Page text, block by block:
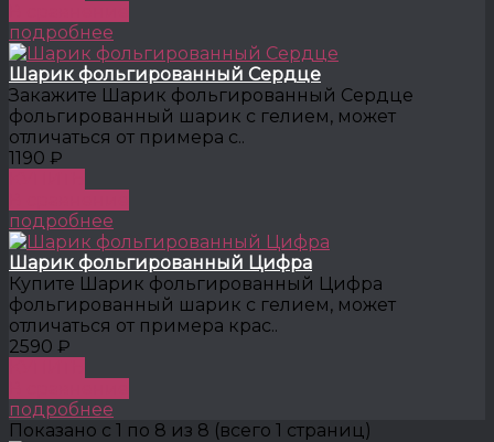
подробнее
Шарик фольгированный Сердце
Закажите Шарик фольгированный Сердце
фольгированный шарик с гелием, может
отличаться от примера с..
1190 ₽
подробнее
Шарик фольгированный Цифра
Купите Шарик фольгированный Цифра
фольгированный шарик с гелием, может
отличаться от примера крас..
2590 ₽
подробнее
Показано с 1 по 8 из 8 (всего 1 страниц)